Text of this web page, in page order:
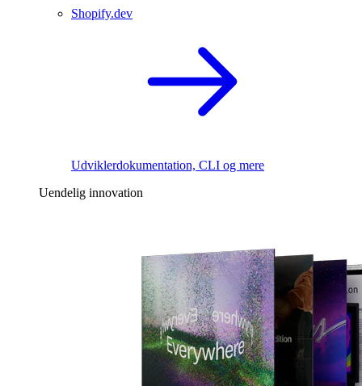
Shopify.dev
Udviklerdokumentation, CLI og mere
Uendelig innovation